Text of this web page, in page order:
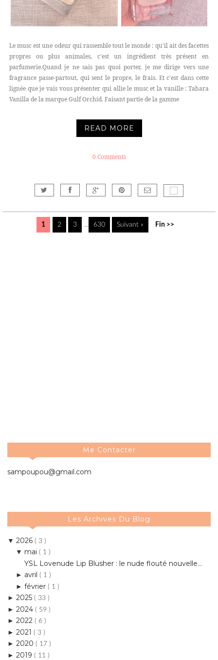
Le musc est une odeur qui rassemble tout le monde : qu'il ait des facettes
propres ou plus animales, c'est un ingrédient très présent en
parfumerie.Quand je ne sais pas quoi porter, je me dirige vers une
fragrance passe-partout, qui sent le propre, le frais. Et c'est dans cette
lignée que je vais vous présenter qui allie le musc et la vanille : Tahara
Vanilla de la marque Gulf Orchid. Faisant partie de la gamme
READ MORE
0 Comments
1 2 3 ... 630 Suivant » Fin >>
Me Contacter
sampoupou@gmail.com
Les Archives Du Blog
▼ 2026 ( 3 )
▼ mai ( 1 )
YSL Lovenude Lip Blusher : le nude flouté nouvelle...
► avril ( 1 )
► février ( 1 )
► 2025 ( 33 )
► 2024 ( 59 )
► 2022 ( 6 )
► 2021 ( 3 )
► 2020 ( 17 )
► 2019 ( 11 )